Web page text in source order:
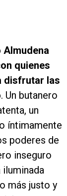
Almudena
quienes
disfrutar las
. Un butanero
un
íntimamente
poderes de
inseguro
iluminada
más justo y